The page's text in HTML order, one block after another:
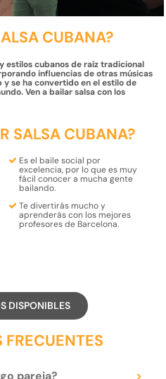
CUBANA?
estilos cubanos de raíz tradicional
influencias de otras músicas
y se ha convertido en el estilo de
Ven a bailar salsa con los
SALSA CUBANA?
Es el baile social por
excelencia, por lo que es muy
fácil conocera mucha gente
bailando.
Tedivertirásmuchoy
aprenderáscon losmejores
profesoresde Barcelona.
DISPONIBLES
FRECUENTES
pareja? >